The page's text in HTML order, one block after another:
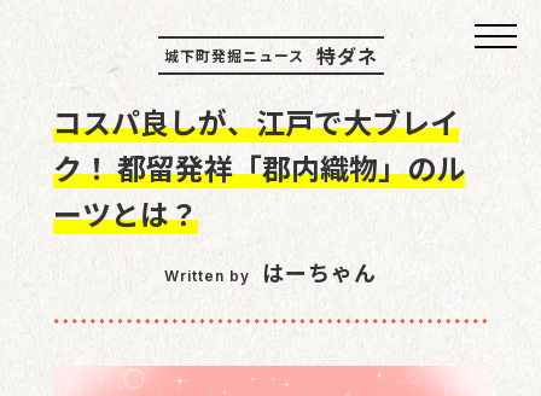
城下町発掘ニュース 特ダネ
コスパ良しが、江戸で大ブレイ
ク！都留発祥「郡内織物」のル
ーツとは？
Written by はーちゃん